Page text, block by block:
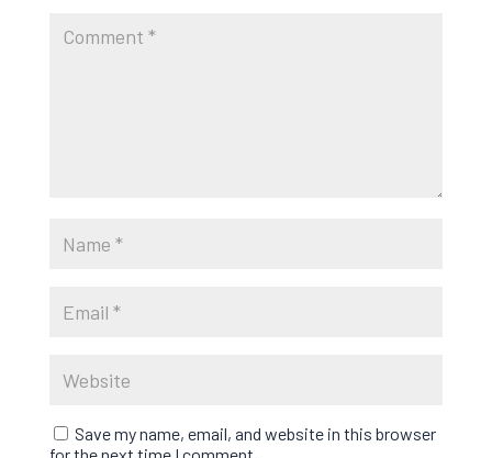
Save my name, email, and website in this browser